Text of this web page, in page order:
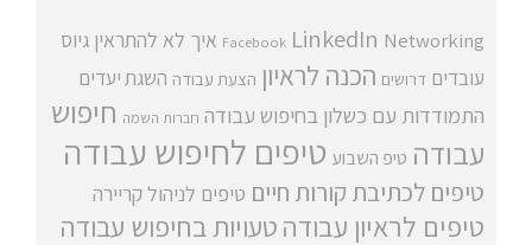
Facebook LinkedIn Networking איך לא להתראין גיוס
עובדים דרושים הכנה לראיון הצעת עבודה השגת יעדים
התמודדות עם כשלון בחיפוש עבודה חברות השמה חיפוש
עבודה טיפ השבוע טיפים לחיפוש עבודה
טיפים לכתיבת קורות חיים טיפים לניהול קריירה
טיפים לראיון עבודהטעויות בחיפוש עבודה